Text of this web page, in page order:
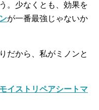
。少なくとも、効果を
が一番最強じゃないか
だから、私がミノンと
イストリペアシートマ